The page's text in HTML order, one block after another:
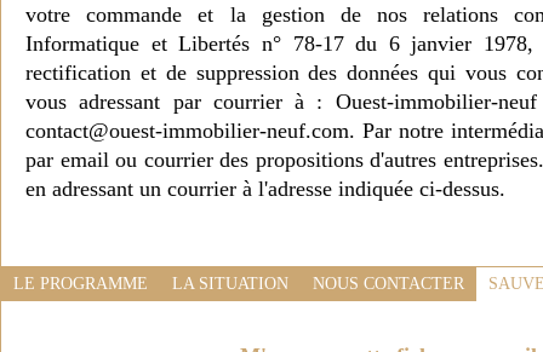
votre commande et la gestion de nos relations
Informatique et Libertés n° 78-17 du 6 janvier 1978,
rectification et de suppression des données qui vous
vous adressant par courrier à : Ouest-immobilier-
contact@ouest-immobilier-neuf.com. Par notre
par email ou courrier des propositions d'autres
en adressant un courrier à l'adresse indiquée ci-dessus.
LE PROGRAMME LA SITUATION NOUS CONTACTER